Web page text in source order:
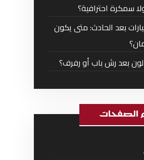
سمكرة احترافية؟
بعد الحادث: متى يكون
بعد رش باب أو رفرف؟
الصفحات